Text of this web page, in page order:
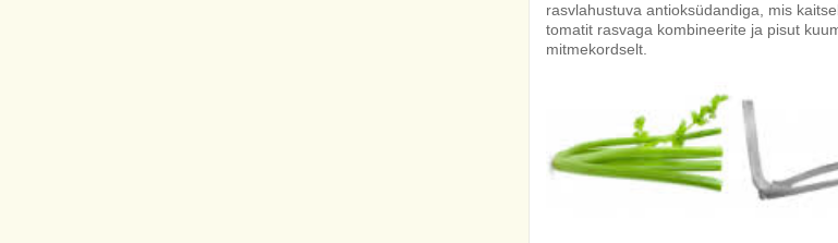
rasvlahustuva antioksüdandiga, mis
tomatit rasvaga kombineerite ja pisut
mitmekordselt.